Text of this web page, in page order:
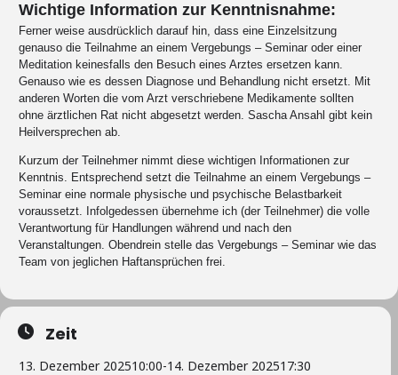
Wichtige Information zur Kenntnisnahme:
Ferner weise ausdrücklich darauf hin, dass eine Einzelsitzung
genauso die Teilnahme an einem Vergebungs – Seminar oder einer
Meditation keinesfalls den Besuch eines Arztes ersetzen kann.
Genauso wie es dessen Diagnose und Behandlung nicht ersetzt. Mit
anderen Worten die vom Arzt verschriebene Medikamente sollten
ohne ärztlichen Rat nicht abgesetzt werden. Sascha Ansahl gibt kein
Heilversprechen ab.
Kurzum der Teilnehmer nimmt diese wichtigen Informationen zur
Kenntnis. Entsprechend setzt die Teilnahme an einem Vergebungs –
Seminar eine normale physische und psychische Belastbarkeit
voraussetzt. Infolgedessen übernehme ich (der Teilnehmer) die volle
Verantwortung für Handlungen während und nach den
Veranstaltungen. Obendrein stelle das Vergebungs – Seminar wie das
Team von jeglichen Haftansprüchen frei.
Zeit
13. Dezember 202510:00-14. Dezember 202517:30